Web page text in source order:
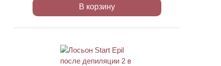
В корзину